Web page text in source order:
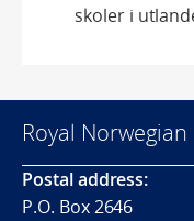
skoler i
Royal
Postal address:
P.O. Box 2646